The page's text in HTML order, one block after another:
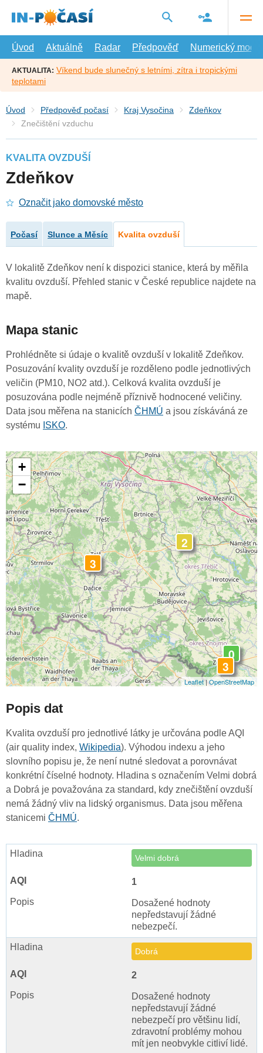
hlavní
Úvod
Aktuálně Radar Předpověď Numerický model
AKTUALITA: Víkend bude slunečný s letními, zítra i tropickými
teplotami
Úvod Předpověď počasí Kraj Vysočina
Zdeňkov
Znečištění vzduchu
KVALITA OVZDUŠÍ
Zdeňkov
Označit jako domovské město
Počasí Slunce a Měsíc Kvalita ovzduší
V lokalitě Zdeňkov není k dispozici stanice, která by měřila
kvalitu ovzduší. Přehled stanic v České republice najdete na
mapě.
Mapa stanic
Prohlédněte si údaje o kvalitě ovzduší v lokalitě Zdeňkov.
Posuzování kvality ovzduší je rozděleno podle jednotlivých
veličin (PM10, NO2 atd.). Celková kvalita ovzduší je
posuzována podle nejméně příznivě hodnocené veličiny.
Data jsou měřena na stanicích ČHMÚ a jsou získáváná ze
systému ISKO.
3
2
0
3
+
−
Leaflet|OpenStreetMap
Popis dat
Kvalita ovzduší pro jednotlivé látky je určována podle AQI
(air quality index, Wikipedia). Výhodou indexu a jeho
slovního popisu je, že není nutné sledovat a porovnávat
konkrétní číselné hodnoty. Hladina s označením Velmi dobrá
a Dobrá je považována za standard, kdy znečištění ovzduší
nemá žádný vliv na lidský organismus. Data jsou měřena
stanicemi ČHMÚ.
Velmi dobrá
1
Dosažené hodnoty
nepředstavují žádné
nebezpečí.
Dobrá
2
Dosažené hodnoty
nepředstavují žádné
nebezpečí pro většinu lidí,
zdravotní problémy mohou
mít jen neobvykle citliví lidé.